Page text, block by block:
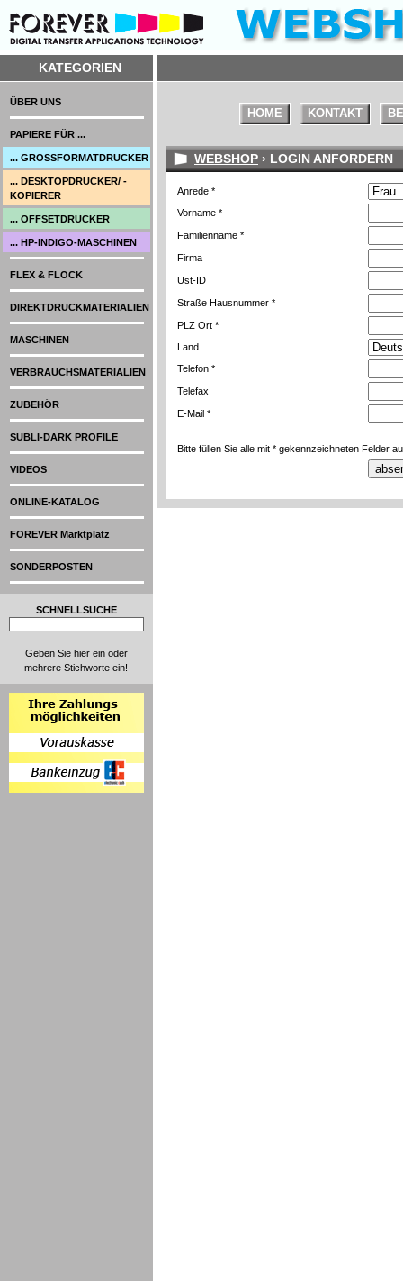
KATEGORIEN
SCHNELLSUCHE
Geben Sie hier ein oder
mehrere Stichworte ein!
HOME KONTAKT
WEBSHOP › LOGIN ANFORDERN
Anrede *
Vorname *
Familienname *
Firma
Ust-ID
Straße Hausnummer *
PLZ Ort *
Land
Telefon *
Telefax
E-Mail *
Bitte füllen Sie alle mit * gekennzeichneten Felder
ÜBER UNS
PAPIERE FÜR ...
... GROSSFORMATDRUCKER
... DESKTOPDRUCKER/ -
KOPIERER
... OFFSETDRUCKER
... HP-INDIGO-MASCHINEN
FLEX & FLOCK
DIREKTDRUCKMATERIALIEN
MASCHINEN
VERBRAUCHSMATERIALIEN
ZUBEHÖR
SUBLI-DARK PROFILE
VIDEOS
ONLINE-KATALOG
FOREVER Marktplatz
SONDERPOSTEN